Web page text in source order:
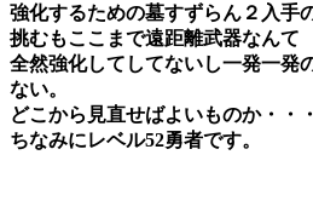
強化するための墓すずらん２入手
挑むもここまで遠距離武器なんて
全然強化してしてないし一発一発
ない。
どこから見直せばよいものか・・・
ちなみにレベル52勇者です。